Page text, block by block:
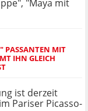
"Maya mit
PASSANTEN MIT
IHN GLEICH
ist derzeit
Pariser Picasso-